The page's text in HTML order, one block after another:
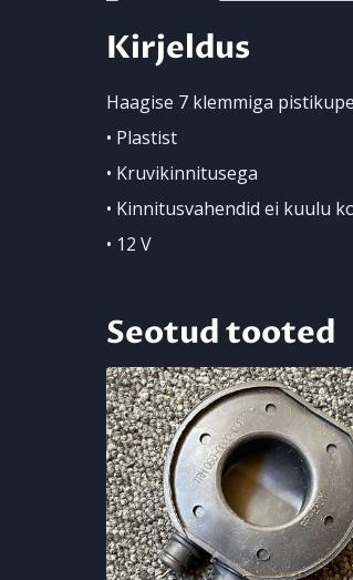
Kirjeldus
Haagise 7 klemmiga
• Plastist
• Kruvikinnitusega
• Kinnitusvahendid ei kuulu
• 12 V
Seotud tooted